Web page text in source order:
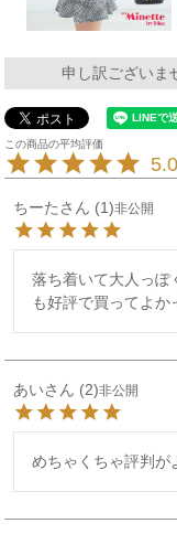
申し訳ございま
ちーた 1 非公開
落ち着いて大人っぽ
も好評で買ってよか
あい 2 非公開
めちゃくちゃ評判が